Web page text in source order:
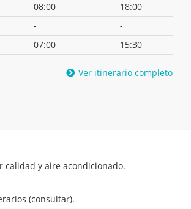
08:00
18:00
-
-
07:00 15:30
Ver itinerario completo
calidad y aire acondicionado.
(consultar).